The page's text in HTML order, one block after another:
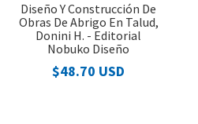
Diseño Y Construcción De
Obras De Abrigo En Talud,
Donini H. - Editorial
Nobuko Diseño
$48.70 USD